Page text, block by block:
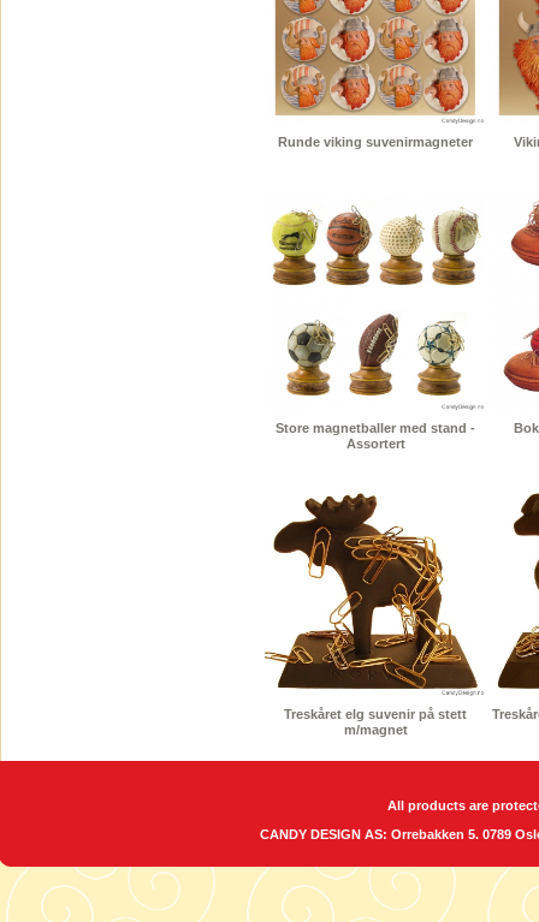
Runde viking suvenirmagneter
Store magnetballer med stand -
Assortert
Treskåret elg suvenir på stett
m/magnet
All products are
CANDY DESIGN AS: Orrebakken 5. 0789